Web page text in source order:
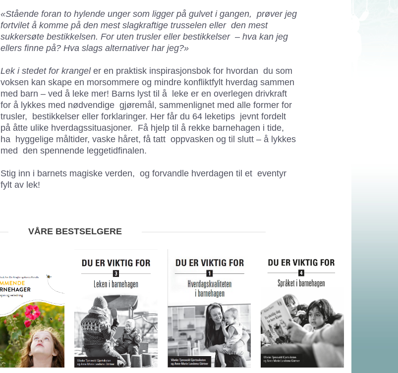
«Stående foran to hylende unger som ligger på gulvet i gangen, prøver jeg
fortvilet å komme på den mest slagkraftige trusselen eller den mest
sukkersøte bestikkelsen. For uten trusler eller bestikkelser – hva kan jeg
ellers finne på? Hva slags alternativer har jeg?»
Lek i stedet for krangeler en praktisk inspirasjonsbok for hvordan du som
voksen kan skape en morsommere og mindre konfliktfylt hverdag sammen
med barn – ved å leke mer! Barns lyst til å leke er en overlegen drivkraft
for å lykkes med nødvendige gjøremål, sammenlignet med alle former for
trusler, bestikkelser eller forklaringer. Her får du 64 leketips jevnt fordelt
på åtte ulike hverdagssituasjoner. Få hjelp til å rekke barnehagen i tide,
ha hyggelige måltider, vaske håret, få tatt oppvasken og til slutt – å lykkes
med den spennende leggetidfinalen.
Stig inn i barnets magiske verden, og forvandle hverdagen til et eventyr
fylt av lek!
VÅRE BESTSELGERE